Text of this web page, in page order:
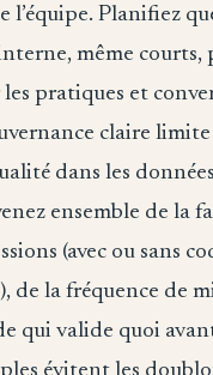
l’équipe. Planifiez
même courts,
pratiques et
claire
dans les
ensemble de la
(avec ou sans
de la fréquence de
qui valide quoi